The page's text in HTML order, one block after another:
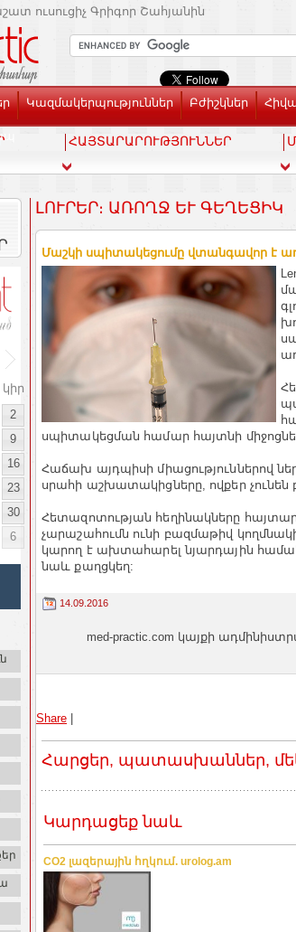
ուսուցիչ Գրիգոր Շահյանին
Կազմակերպություններ Բժիշկներ
ՀԱՅՏԱՐԱՐՈՒԹՅՈՒՆՆԵՐ
կիր
2
9
16
23
30
6
ԼՈՒՐԵՐ։ ԱՌՈՂՋ ԵՒ ԳԵՂԵՑԻԿ
Մաշկի սպիտակեցումը վտանգավոր է
սպիտակեցման համար հայտնի
Հաճախ այդպիսի միացություններով
սրահի աշխատակիցները, ովքեր չունեն
Հետազոտության հեղինակները
չարաշահումն ունի բազմաթիվ
կարող է ախտահարել նյարդային
նաև քաղցկեղ:
14.09.2016
med-practic.com կայքի
Share
Հարցեր, պատասխաններ,
Կարդացեք նաև
CO2 լազերային հղկում. urolog.am